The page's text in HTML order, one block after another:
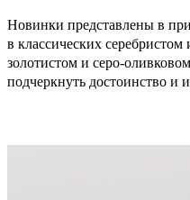
Новинки представлены в
в классических
золотистом и серо-
подчеркнуть достоинство и